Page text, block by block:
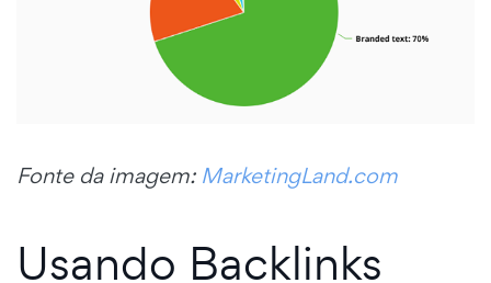
Fonte da imagem: MarketingLand.com
Usando Backlinks